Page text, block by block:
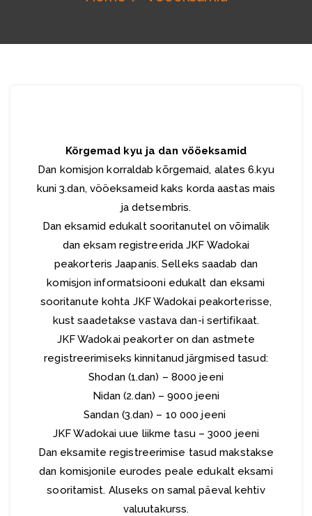
Kõrgemad kyu ja dan vööeksamid
Dan komisjon korraldab kõrgemaid, alates 6.kyu
kuni 3.dan, vööeksameid kaks korda aastas mais
ja detsembris.
Dan eksamid edukalt sooritanutel on võimalik
dan eksam registreerida JKF Wadokai
peakorteris Jaapanis. Selleks saadab dan
komisjon informatsiooni edukalt dan eksami
sooritanute kohta JKF Wadokai peakorterisse,
kust saadetakse vastava dan-i sertifikaat.
JKF Wadokai peakorter on dan astmete
registreerimiseks kinnitanud järgmised tasud:
Shodan (1.dan) – 8000 jeeni
Nidan (2.dan) – 9000 jeeni
Sandan (3.dan) – 10 000 jeeni
JKF Wadokai uue liikme tasu – 3000 jeeni
Dan eksamite registreerimise tasud makstakse
dan komisjonile eurodes peale edukalt eksami
sooritamist. Aluseks on samal päeval kehtiv
valuutakurss.